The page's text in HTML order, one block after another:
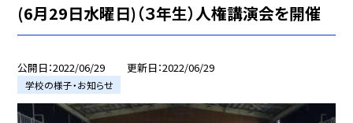
(6月29日水曜日)（３年生）人権講演会を開催
公開日 2022/06/29 更新日 2022/06/29
学校の様子・お知らせ